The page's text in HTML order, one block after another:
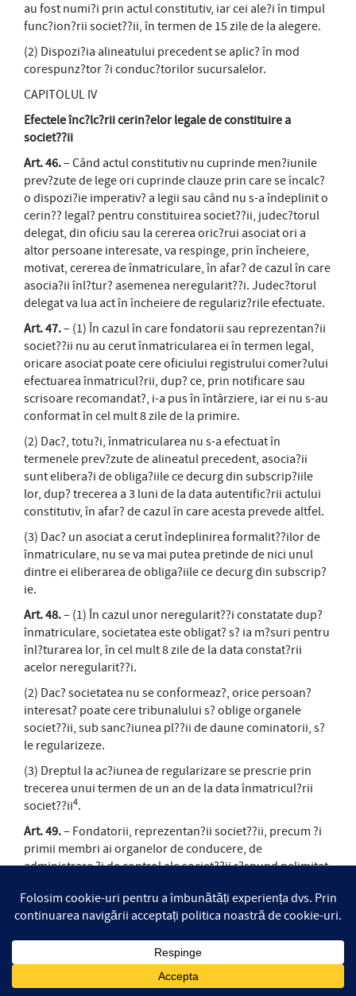
au fost numi?i prin actul constitutiv, iar cei ale?i în timpul
func?ion?rii societ??ii, în termen de 15 zile de la alegere.
(2) Dispozi?ia alineatului precedent se aplic? în mod
corespunz?tor ?i conduc?torilor sucursalelor.
CAPITOLUL IV
Efectele înc?lc?rii cerin?elor legale de constituire a
societ??ii
Art. 46.– Când actul constitutiv nu cuprinde men?iunile
prev?zute de lege ori cuprinde clauze prin care se încalc?
o dispozi?ie imperativ? a legii sau când nu s-a îndeplinit o
cerin?? legal? pentru constituirea societ??ii, judec?torul
delegat, din oficiu sau la cererea oric?rui asociat ori a
altor persoane interesate, va respinge, prin încheiere,
motivat, cererea de înmatriculare, în afar? de cazul în care
asocia?ii înl?tur? asemenea neregularit??i. Judec?torul
delegat va lua act în încheiere de regulariz?rile efectuate.
Art. 47.– (1) În cazul în care fondatorii sau reprezentan?ii
societ??ii nu au cerut înmatricularea ei în termen legal,
oricare asociat poate cere oficiului registrului comer?ului
efectuarea înmatricul?rii, dup? ce, prin notificare sau
scrisoare recomandat?, i-a pus în întârziere, iar ei nu s-au
conformat în cel mult 8 zile de la primire.
(2) Dac?, totu?i, înmatricularea nu s-a efectuat în
termenele prev?zute de alineatul precedent, asocia?ii
sunt elibera?i de obliga?iile ce decurg din subscrip?iile
lor, dup? trecerea a 3 luni de la data autentific?rii actului
constitutiv, în afar? de cazul în care acesta prevede altfel.
(3) Dac? un asociat a cerut îndeplinirea formalit??ilor de
înmatriculare, nu se va mai putea pretinde de nici unul
dintre ei eliberarea de obliga?iile ce decurg din subscrip?
ie.
Art. 48.– (1) În cazul unor neregularit??i constatate dup?
înmatriculare, societatea este obligat? s? ia m?suri pentru
înl?turarea lor, în cel mult 8 zile de la data constat?rii
acelor neregularit??i.
(2) Dac? societatea nu se conformeaz?, orice persoan?
interesat? poate cere tribunalului s? oblige organele
societ??ii, sub sanc?iunea pl??ii de daune cominatorii, s?
le regularizeze.
(3) Dreptul la ac?iunea de regularizare se prescrie prin
trecerea unui termen de un an de la data înmatricul?rii
societ??ii4.
Art. 49.– Fondatorii, reprezentan?ii societ??ii, precum ?i
primii membri ai organelor de conducere, de
administrare ?i de control ale societ??ii r?spund nelimitat
care se refer? art. 46 – 48.
– (1) Actele sau faptele, pentru care nu s-a efectuat
publicitatea prev?zut? de lege, nu pot fi opuse ter?ilor, în
afar? de cazul în care societatea face dovada c? ace?tia le